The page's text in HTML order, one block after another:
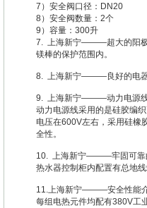
7）安全阀口径：DN20
8）安全阀数量：2个
9）容量：300升
7. 上海新宁———超大的阳极
镁棒的保护范围内。
8. 上海新宁———良好的电器
9. 上海新宁———动力电源
动力电源线采用的是硅胶编
电压在600V左右，采用硅橡
全性。
10. 上海新宁———牢固可靠
热水器控制柜内配置有总地
11.上海新宁———安全性能
每组电热元件均配有380V工